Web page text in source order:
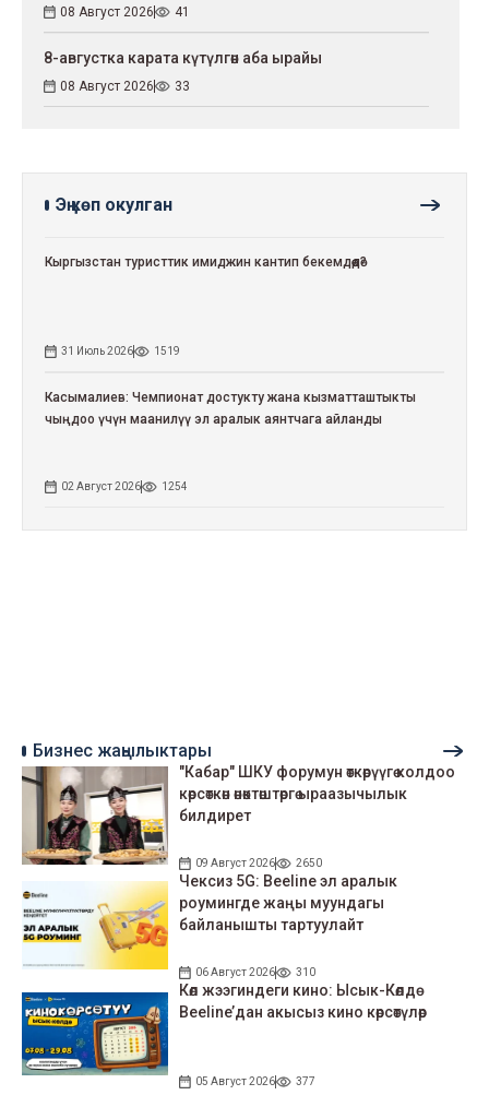
08 Август 2026 41
8-августка карата күтүлгөн аба ырайы
08 Август 2026 33
Эң көп окулган
Кыргызстан туристтик имиджин кантип бекемдөөдө?
31 Июль 2026 1519
Касымалиев: Чемпионат достукту жана кызматташтыкты
чыңдоо үчүн маанилүү эл аралык аянтчага айланды
02 Август 2026 1254
Бизнес жаңылыктары
"Кабар" ШКУ форумун өткөрүүгө колдоо
көрсөткөн өнөктөштөргө ыраазычылык
билдирет
09 Август 2026 2650
Чексиз 5G: Beeline эл аралык
роумингде жаңы муундагы
байланышты тартуулайт
06 Август 2026 310
Көл жээгиндеги кино: Ысык-Көлдө
Beeline’дан акысыз кино көрсөтүлөр
05 Август 2026 377